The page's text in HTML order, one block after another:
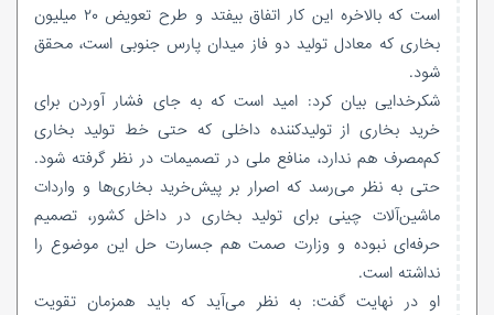
است که بالاخره این کار اتفاق بیفتد و طرح تعویض ۲۰ میلیون
بخاری که معادل تولید دو فاز میدان پارس جنوبی است، محقق
شود.
شکرخدایی بیان کرد: امید است که به جای فشار آوردن برای
خرید بخاری از تولیدکننده داخلی که حتی خط تولید بخاری
کم‌مصرف هم ندارد، منافع ملی در تصمیمات در نظر گرفته شود.
حتی به نظر می‌رسد که اصرار بر پیش‌خرید بخاری‌ها و واردات
ماشین‌آلات چینی برای تولید بخاری در داخل کشور، تصمیم
حرفه‌ای نبوده و وزارت صمت هم جسارت حل این موضوع را
نداشته است.
او در نهایت گفت: به نظر می‌آید که باید همزمان تقویت